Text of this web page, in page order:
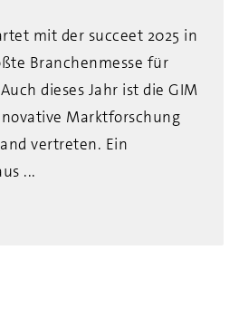
mit der succeet 2025 in
Branchenmesse für
dieses Jahr ist die GIM
Marktforschung
vertreten. Ein
...